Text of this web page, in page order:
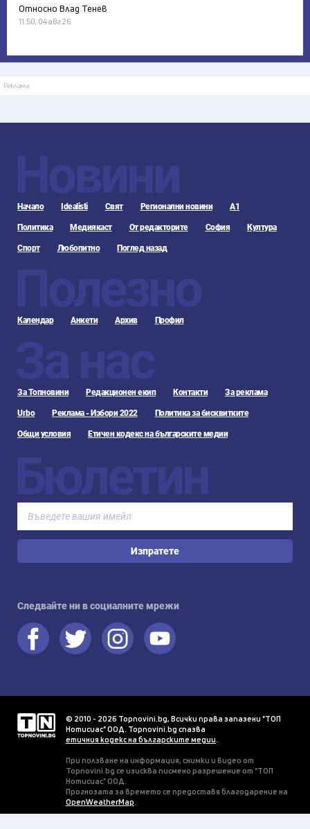
Относно Влад Тенев
11:50, 04 авг 26
Реклама
Новини
Начало Idealisti Свят Регионални новини А1
Политика Медиякаст От редакторите София Култура
Спорт Любопитно Поглед назад
Полезно
Календар Анкети Архив Профил
За нас
За Топновини Редакционен екип Контакти За реклама
Urbo Реклама - Избори 2022 Политика за бисквитките
Общи условия Етичен кодекс на българските медии
Бюлетин
Изпратете
Следвайте ни в социалните мрежи
© 2010 - 2026 Topnovini.bg, Всички права запазени "ТОП
Нотисиас" ООД. Topnovini.bg спазва
етичния кодекс на българските медии.
При ползване на информация, снимки и видео от
Topnovini.bg се изисква писмено разрешение от "ТОП
Нотисиас" ООД.
Прогнозата за времето се предоставя благодарение на
OpenWeatherMap.